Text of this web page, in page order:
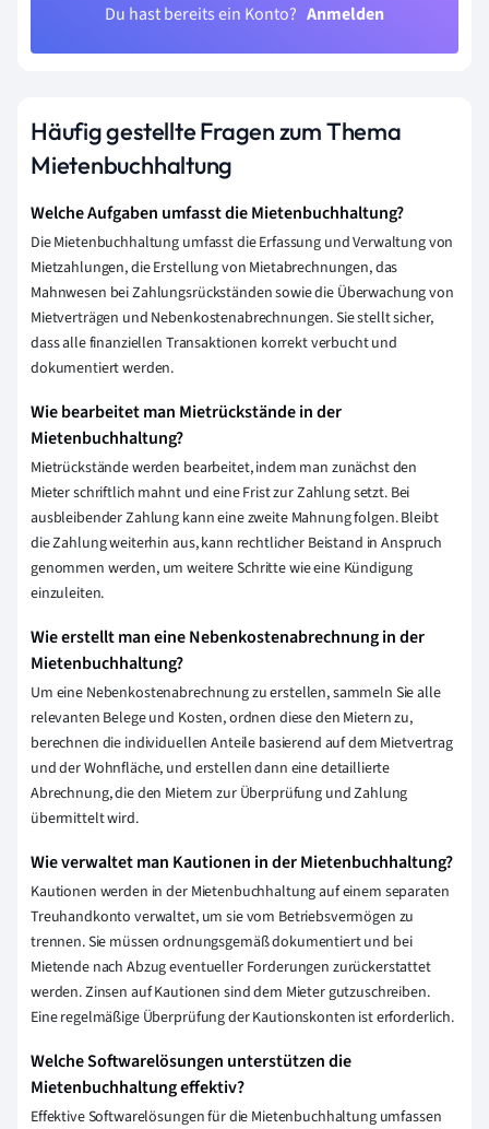
Du hast bereits ein Konto? Anmelden
Häufig gestellte Fragen zum Thema
Mietenbuchhaltung
Welche Aufgaben umfasst die Mietenbuchhaltung?
Die Mietenbuchhaltung umfasst die Erfassung und Verwaltung von
Mietzahlungen, die Erstellung von Mietabrechnungen, das
Mahnwesen bei Zahlungsrückständen sowie die Überwachung von
Mietverträgen und Nebenkostenabrechnungen. Sie stellt sicher,
dass alle finanziellen Transaktionen korrekt verbucht und
dokumentiert werden.
Wie bearbeitet man Mietrückstände in der
Mietenbuchhaltung?
Mietrückstände werden bearbeitet, indem man zunächst den
Mieter schriftlich mahnt und eine Frist zur Zahlung setzt. Bei
ausbleibender Zahlung kann eine zweite Mahnung folgen. Bleibt
die Zahlung weiterhin aus, kann rechtlicher Beistand in Anspruch
genommen werden, um weitere Schritte wie eine Kündigung
einzuleiten.
Wie erstellt man eine Nebenkostenabrechnung in der
Mietenbuchhaltung?
Um eine Nebenkostenabrechnung zu erstellen, sammeln Sie alle
relevanten Belege und Kosten, ordnen diese den Mietern zu,
berechnen die individuellen Anteile basierend auf dem Mietvertrag
und der Wohnfläche, und erstellen dann eine detaillierte
Abrechnung, die den Mietern zur Überprüfung und Zahlung
übermittelt wird.
Wie verwaltet man Kautionen in der Mietenbuchhaltung?
Kautionen werden in der Mietenbuchhaltung auf einem separaten
Treuhandkonto verwaltet, um sie vom Betriebsvermögen zu
trennen. Sie müssen ordnungsgemäß dokumentiert und bei
Mietende nach Abzug eventueller Forderungen zurückerstattet
werden. Zinsen auf Kautionen sind dem Mieter gutzuschreiben.
Eine regelmäßige Überprüfung der Kautionskonten ist erforderlich.
Welche Softwarelösungen unterstützen die
Mietenbuchhaltung effektiv?
Effektive Softwarelösungen für die Mietenbuchhaltung umfassen